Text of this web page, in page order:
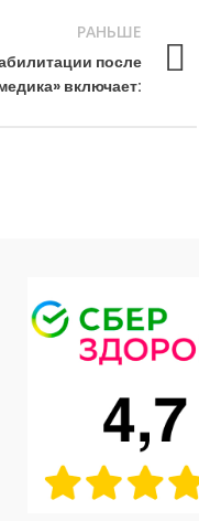
РАНЬШЕ
после
включает: